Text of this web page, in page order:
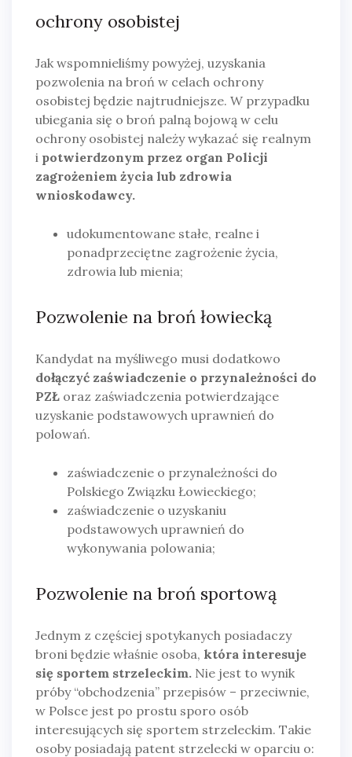
ochrony osobistej
Jak wspomnieliśmy powyżej, uzyskania
pozwolenia na broń w celach ochrony
osobistej będzie najtrudniejsze. W przypadku
ubiegania się o broń palną bojową w celu
ochrony osobistej należy wykazać się realnym
i potwierdzonym przez organ Policji
zagrożeniem życia lub zdrowia
wnioskodawcy.
udokumentowane stałe, realne i
ponadprzeciętne zagrożenie życia,
zdrowia lub mienia;
Pozwolenie na broń łowiecką
Kandydat na myśliwego musi dodatkowo
dołączyć zaświadczenie o przynależności do
PZŁ oraz zaświadczenia potwierdzające
uzyskanie podstawowych uprawnień do
polowań.
zaświadczenie o przynależności do
Polskiego Związku Łowieckiego;
zaświadczenie o uzyskaniu
podstawowych uprawnień do
wykonywania polowania;
Pozwolenie na broń sportową
Jednym z częściej spotykanych posiadaczy
broni będzie właśnie osoba, która interesuje
się sportem strzeleckim. Nie jest to wynik
próby “obchodzenia” przepisów – przeciwnie,
w Polsce jest po prostu sporo osób
interesujących się sportem strzeleckim. Takie
osoby posiadają patent strzelecki w oparciu o: